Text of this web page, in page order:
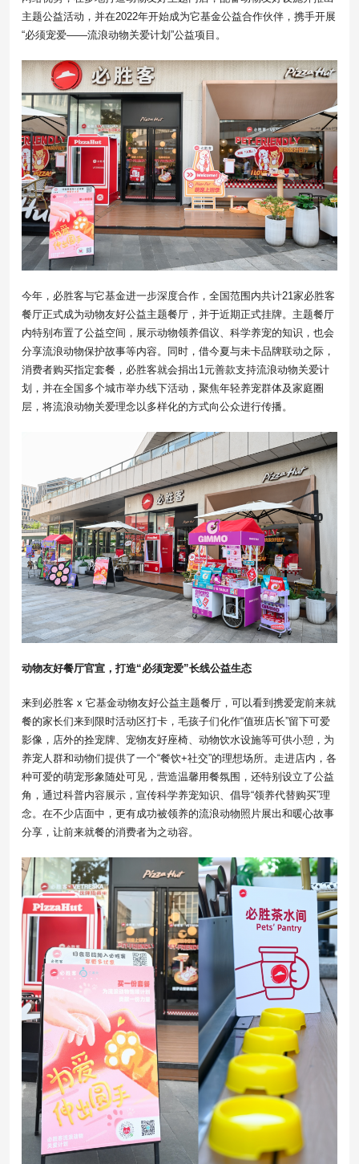
主题公益活动，并在2022年开始成为它基金公益合作伙伴，携手开展
“必须宠爱——流浪动物关爱计划”公益项目。
今年，必胜客与它基金进一步深度合作，全国范围内共计21家必胜客
餐厅正式成为动物友好公益主题餐厅，并于近期正式挂牌。主题餐厅
内特别布置了公益空间，展示动物领养倡议、科学养宠的知识，也会
分享流浪动物保护故事等内容。同时，借今夏与未卡品牌联动之际，
消费者购买指定套餐，必胜客就会捐出1元善款支持流浪动物关爱计
划，并在全国多个城市举办线下活动，聚焦年轻养宠群体及家庭圈
层，将流浪动物关爱理念以多样化的方式向公众进行传播。
动物友好餐厅官宣，打造“必须宠爱”长线公益生态
来到必胜客 x 它基金动物友好公益主题餐厅，可以看到携爱宠前来就
餐的家长们来到限时活动区打卡，毛孩子们化作“值班店长”留下可爱
影像，店外的拴宠牌、宠物友好座椅、动物饮水设施等可供小憩，为
养宠人群和动物们提供了一个“餐饮+社交”的理想场所。走进店内，各
种可爱的萌宠形象随处可见，营造温馨用餐氛围，还特别设立了公益
角，通过科普内容展示，宣传科学养宠知识、倡导“领养代替购买”理
念。在不少店面中，更有成功被领养的流浪动物照片展出和暖心故事
分享，让前来就餐的消费者为之动容。